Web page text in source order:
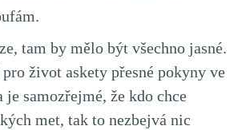
tam by mělo být všechno jasné.
život askety přesné pokyny ve
je samozřejmé, že kdo chce
met, tak to nezbejvá nic